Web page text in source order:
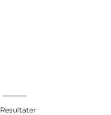
Resultater